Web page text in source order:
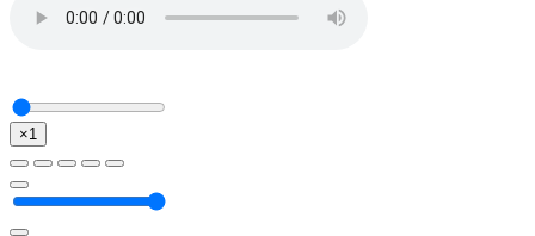
×1